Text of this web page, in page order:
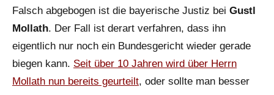
Falsch abgebogen ist die bayerische Justiz bei Gustl
Mollath. Der Fall ist derart verfahren, dass ihn
eigentlich nur noch ein Bundesgericht wieder gerade
biegen kann. Seit über 10 Jahren wird über Herrn
Mollath nun bereits geurteilt, oder sollte man besser